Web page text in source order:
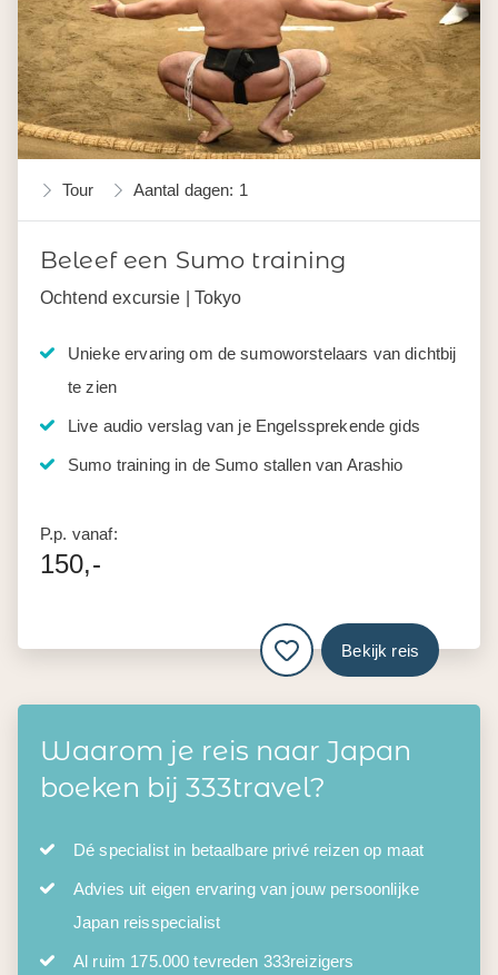
Tour Aantal dagen: 1
Beleef een Sumo training
Ochtend excursie | Tokyo
Unieke ervaring om de sumoworstelaars van dichtbij
te zien
Live audio verslag van je Engelssprekende gids
Sumo training in de Sumo stallen van Arashio
P.p. vanaf:
150,-
Bekijk reis
Waarom je reis naar Japan
boeken bij 333travel?
Dé specialist in betaalbare privé reizen op maat
Advies uit eigen ervaring van jouw persoonlijke
Japan reisspecialist
Al ruim 175.000 tevreden 333reizigers